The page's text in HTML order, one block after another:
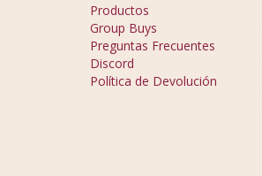
Productos
Group Buys
Preguntas Frecuentes
Discord
Política de Devolución